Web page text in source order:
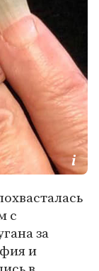
с
за
и